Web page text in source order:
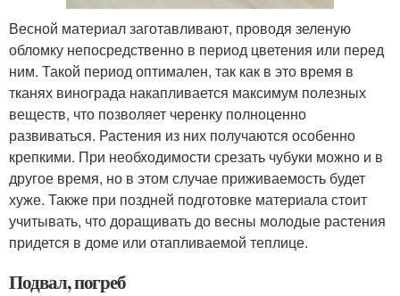
Весной материал заготавливают, проводя зеленую
обломку непосредственно в период цветения или перед
ним. Такой период оптимален, так как в это время в
тканях винограда накапливается максимум полезных
веществ, что позволяет черенку полноценно
развиваться. Растения из них получаются особенно
крепкими. При необходимости срезать чубуки можно и в
другое время, но в этом случае приживаемость будет
хуже. Также при поздней подготовке материала стоит
учитывать, что доращивать до весны молодые растения
придется в доме или отапливаемой теплице.
Подвал, погреб